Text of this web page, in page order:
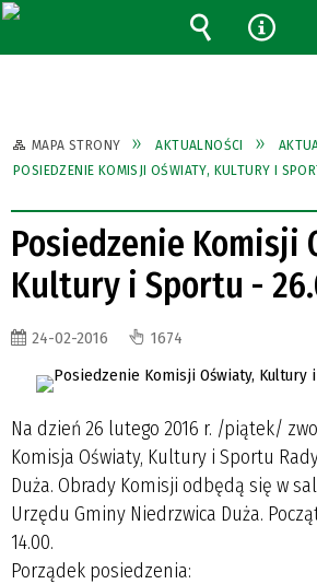
MAPA STRONY AKTUALNOŚCI
POSIEDZENIE KOMISJI OŚWIATY, KULTURY I
Posiedzenie Komisji
Kultury i Sportu -
24-02-2016 1674
Na dzień 26 lutego 2016 r. /piątek/
Komisja Oświaty, Kultury i Sportu
Duża. Obrady Komisji odbędą się w
Urzędu Gminy Niedrzwica Duża.
14.00.
Porządek posiedzenia: